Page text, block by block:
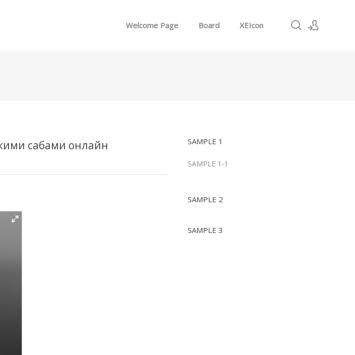
Welcome Page Board XEIcon
SAMPLE 1
SAMPLE 1-1
SAMPLE 2
SAMPLE 3
сабами онлайн